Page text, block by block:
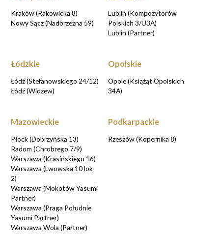
Kraków (Rakowicka 8)
Nowy Sącz (Nadbrzeżna 59)
Lublin (Kompozytorów
Polskich 3/U3A)
Lublin (Partner)
Łódzkie
Łódź (Stefanowskiego 24/12)
Łódź (Widzew)
Opolskie
Opole (Książąt Opolskich
34A)
Mazowieckie
Płock (Dobrzyńska 13)
Radom (Chrobrego 7/9)
Warszawa (Krasińskiego 16)
Warszawa (Lwowska 10 lok
2)
Warszawa (Mokotów Yasumi
Partner)
Warszawa (Praga Południe
Yasumi Partner)
Warszawa Wola (Partner)
Podkarpackie
Rzeszów (Kopernika 8)